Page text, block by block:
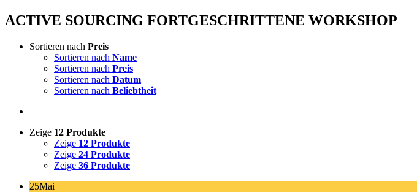
ACTIVE SOURCING FORTGESCHRITTENE WORKSHOP
Sortieren nach Preis
Sortieren nach Name
Sortieren nach Preis
Sortieren nach Datum
Sortieren nach Beliebtheit
Zeige 12 Produkte
Zeige 12 Produkte
Zeige 24 Produkte
Zeige 36 Produkte
25Mai